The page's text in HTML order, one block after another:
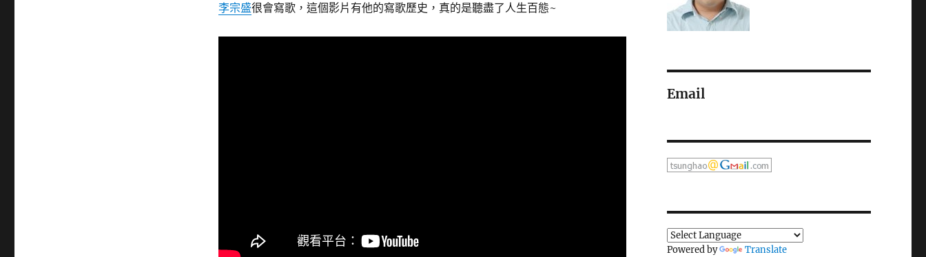
李宗盛很會寫歌，這個影片有他的寫歌歷史，真的是聽盡了人生百態~
Email
Powered by Translate